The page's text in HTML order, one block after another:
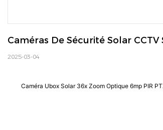
Caméras De Sécurité Solar CCTV
2025-03-04
Caméra Ubox Solar 36x Zoom Optique 6mp PIR